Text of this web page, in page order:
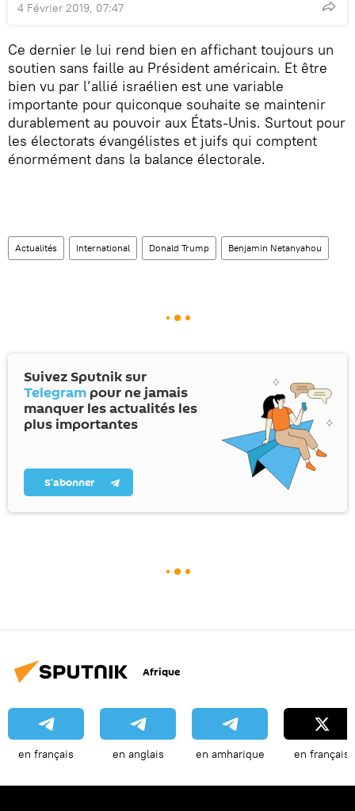
4 Février 2019, 07:47
Ce dernier le lui rend bien en affichant toujours un
soutien sans faille au Président américain. Et être
bien vu par l’allié israélien est une variable
importante pour quiconque souhaite se maintenir
durablement au pouvoir aux États-Unis. Surtout pour
les électorats évangélistes et juifs qui comptent
énormément dans la balance électorale.
Actualités International Donald Trump Benjamin Netanyahou
Suivez Sputnik sur
Telegram pour ne jamais
manquer les actualités les
plus importantes
S’abonner
Afrique
en français en anglais en amharique en français